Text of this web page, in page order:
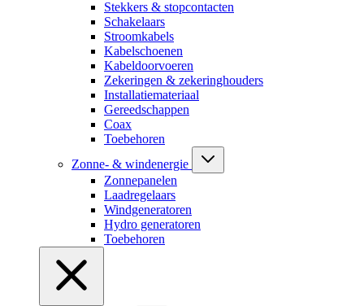
Stekkers & stopcontacten
Schakelaars
Stroomkabels
Kabelschoenen
Kabeldoorvoeren
Zekeringen & zekeringhouders
Installatiemateriaal
Gereedschappen
Coax
Toebehoren
Zonne- & windenergie
Zonnepanelen
Laadregelaars
Windgeneratoren
Hydro generatoren
Toebehoren